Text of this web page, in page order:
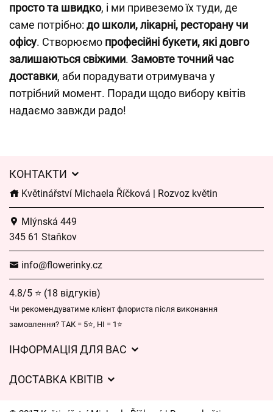
просто та швидко, і ми привеземо їх туди, де
саме потрібно: до школи, лікарні, ресторану чи
офісу. Створюємо професійні букети, які довго
залишаються свіжими. Замовте точний час
доставки, аби порадувати отримувача у
потрібний момент. Поради щодо вибору квітів
надаємо завжди радо!
КОНТАКТИ
Květinářství Michaela Říčková | Rozvoz květin
Mlýnská 449
345 61 Staňkov
info@flowerinky.cz
4.8/5 ⭐ (18 відгуків)
Чи рекомендуватиме клієнт флориста після виконання
замовлення? ТАК = 5⭐, НІ = 1⭐
ІНФОРМАЦІЯ ДЛЯ ВАС
Захист персональних даних
Час доставки квітів – огляд можливостей
ДОСТАВКА КВІТІВ